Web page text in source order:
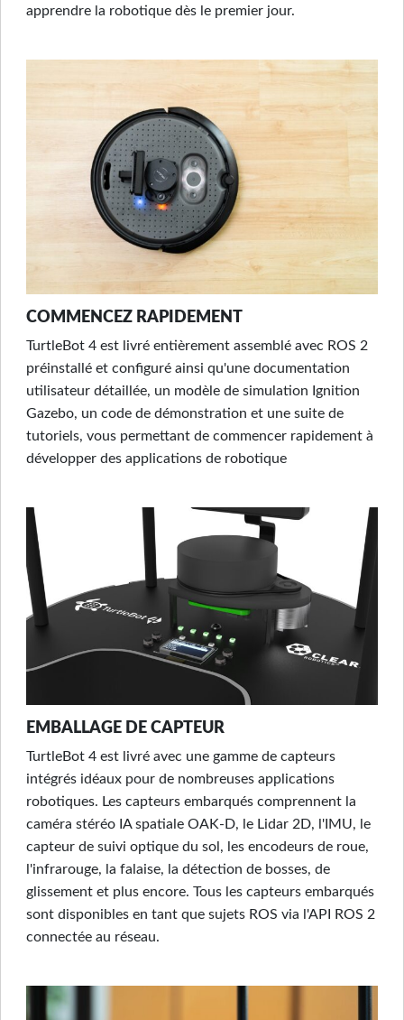
apprendre la robotique dès le premier jour.
COMMENCEZ RAPIDEMENT
TurtleBot 4 est livré entièrement assemblé avec ROS 2
préinstallé et configuré ainsi qu'une documentation
utilisateur détaillée, un modèle de simulation Ignition
Gazebo, un code de démonstration et une suite de
tutoriels, vous permettant de commencer rapidement à
développer des applications de robotique
EMBALLAGE DE CAPTEUR
TurtleBot 4 est livré avec une gamme de capteurs
intégrés idéaux pour de nombreuses applications
robotiques. Les capteurs embarqués comprennent la
caméra stéréo IA spatiale OAK-D, le Lidar 2D, l'IMU, le
capteur de suivi optique du sol, les encodeurs de roue,
l'infrarouge, la falaise, la détection de bosses, de
glissement et plus encore. Tous les capteurs embarqués
sont disponibles en tant que sujets ROS via l'API ROS 2
connectée au réseau.